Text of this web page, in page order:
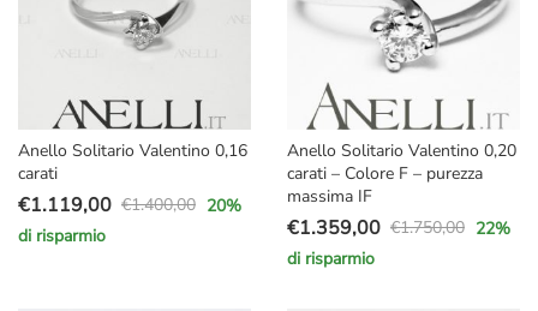
Anello Solitario Valentino 0,16
carati
€1.400,00
Il
prezzo
€1.119,00
Il
prezzo
20%
di risparmio
Anello Solitario Valentino 0,20
carati – Colore F – purezza
massima IF
€1.750,00
Il
prezzo
€1.359,00
Il
prezzo
22%
di risparmio